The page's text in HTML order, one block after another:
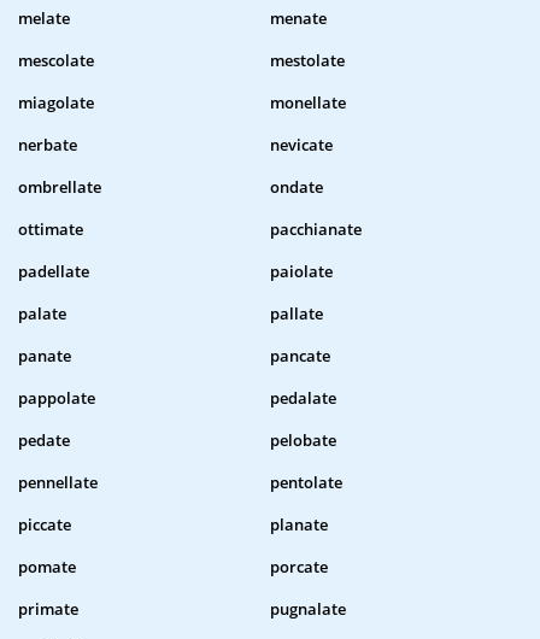
melate
menate
mescolate
mestolate
miagolate
monellate
nerbate
nevicate
ombrellate
ondate
ottimate
pacchianate
padellate
paiolate
palate
pallate
panate
pancate
pappolate
pedalate
pedate
pelobate
pennellate
pentolate
piccate
planate
pomate
porcate
primate
pugnalate